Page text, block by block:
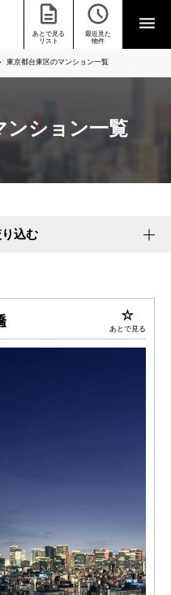
あとで見る
リスト
最近見た
物件
東京都台東区のマンション一覧
ンション一覧
込む
あとで見る